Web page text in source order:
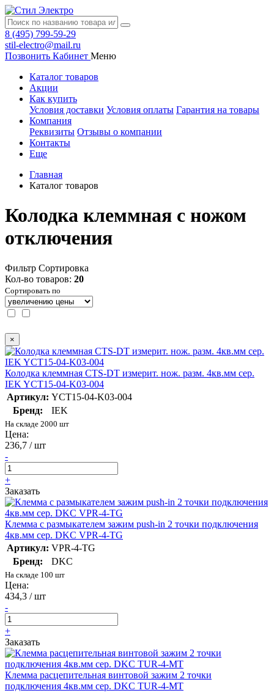
8 (495) 799-59-29
stil-electro@mail.ru
Позвонить Кабинет Меню
Каталог товаров
Акции
Как купить
Условия доставки Условия оплаты Гарантия на товары
Компания
Реквизиты Отзывы о компании
Контакты
Еще
Главная
Каталог товаров
Колодка клеммная с ножом
отключения
Фильтр Сортировка
Кол-во товаров: 20
Сортировать по
×
Колодка клеммная CTS-DT измерит. нож. разм. 4кв.мм сер.
IEK YCT15-04-K03-004
Артикул: YCT15-04-K03-004
Бренд:
IEK
На складе 2000 шт
Цена:
236,7 / шт
-
+
Заказать
Клемма с размыкателем зажим push-in 2 точки подключения
4кв.мм сер. DKC VPR-4-TG
Артикул: VPR-4-TG
Бренд:
DKC
На складе 100 шт
Цена:
434,3 / шт
-
+
Заказать
Клемма расцепительная винтовой зажим 2 точки
подключения 4кв.мм сер. DKC TUR-4-MT